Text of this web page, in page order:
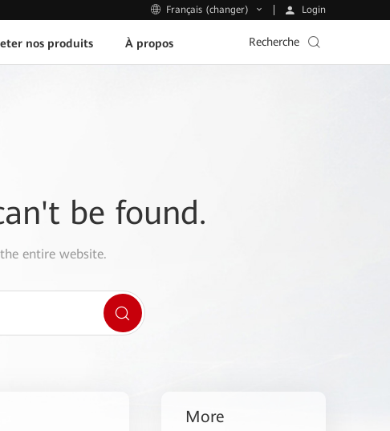
Français (changer) Login
nos produits À propos Recherche
be found.
entire website.
More